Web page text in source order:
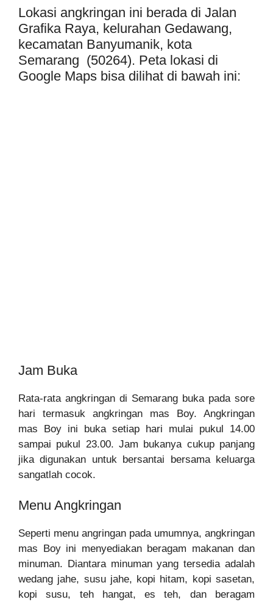
Lokasi angkringan ini berada di Jalan
Grafika Raya, kelurahan Gedawang,
kecamatan Banyumanik, kota
Semarang (50264). Peta lokasi di
Google Maps bisa dilihat di bawah ini:
Jam Buka
Rata-rata angkringan di Semarang buka pada sore
hari termasuk angkringan mas Boy. Angkringan
mas Boy ini buka setiap hari mulai pukul 14.00
sampai pukul 23.00. Jam bukanya cukup panjang
jika digunakan untuk bersantai bersama keluarga
sangatlah cocok.
Menu Angkringan
Seperti menu angringan pada umumnya, angkringan
mas Boy ini menyediakan beragam makanan dan
minuman. Diantara minuman yang tersedia adalah
wedang jahe, susu jahe, kopi hitam, kopi sasetan,
kopi susu, teh hangat, es teh, dan beragam